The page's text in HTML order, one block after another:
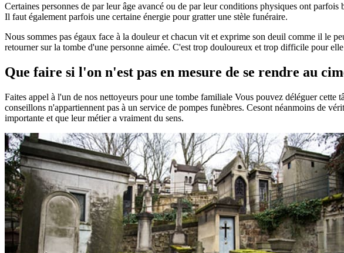
Certaines personnes de par leur âge avancé ou de par leur conditions physiques ont
Il faut également parfois une certaine énergie pour gratter une stèle funéraire.
Nous sommes pas égaux face à la douleur et chacun vit et exprime son deuil comme il le
retourner sur la tombe d'une personne aimée. C'est trop douloureux et trop difficile pour
Que faire si l'on n'est pas en mesure de se rendre au
Faites appel à l'un de nos nettoyeurs pour une tombe familiale Vous pouvez déléguer
conseillons n'appartiennent pas à un service de pompes funèbres. Cesont néanmoins de
importante et que leur métier a vraiment du sens.